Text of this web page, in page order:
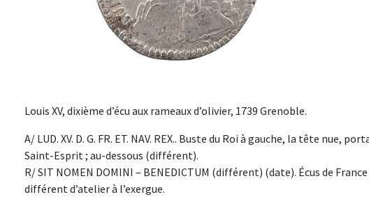
Louis XV, dixième d’écu aux rameaux d’olivier, 1739 Grenoble.
A/ LUD. XV. D. G. FR. ET. NAV. REX.. Buste du Roi à gauche, la tête nue,
Saint-Esprit ; au-dessous (différent).
R/ SIT NOMEN DOMINI – BENEDICTUM (différent) (date). Écus de
différent d’atelier à l’exergue.